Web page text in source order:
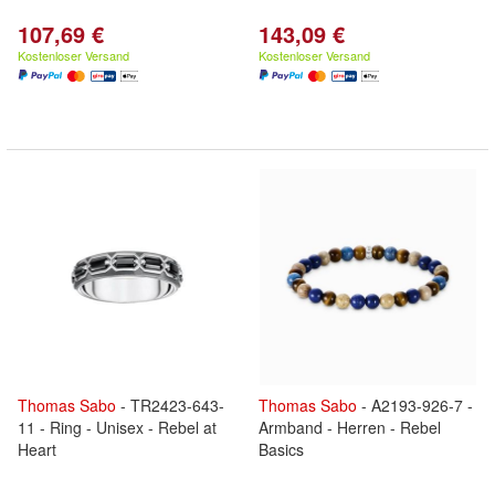
107,69 €
Kostenloser Versand
143,09 €
Kostenloser Versand
Thomas Sabo - TR2423-643-
11 - Ring - Unisex - Rebel at
Heart
Thomas Sabo - A2193-926-7 -
Armband - Herren - Rebel
Basics